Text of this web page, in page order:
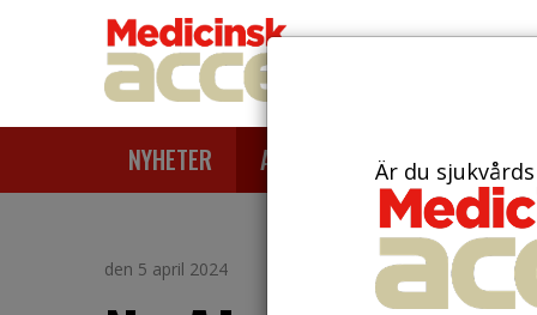
NYHETER ARTIKLAR AKTUELLT
den 5 april 2024
Är du